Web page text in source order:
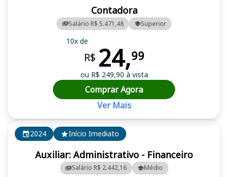
2024 Início Imediato
Auxiliar: Administrativo - Financeiro
Salário R$ 2.442,16 Médio
Contadora
Salário R$ 5.471,48 Superior
10x de
R$ 24,99
ou R$ 249,90 à vista
Comprar Agora
Ver Mais